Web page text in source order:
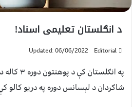
د انګلستان تعلیمی اسناد!
Editorial
Updated: 06/06/2022
په
شاګردان د لېسانس دوره په دریو کالو